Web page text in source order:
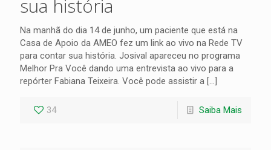
sua história
Na manhã do dia 14 de junho, um paciente que está na
Casa de Apoio da AMEO fez um link ao vivo na Rede TV
para contar sua história. Josival apareceu no programa
Melhor Pra Você dando uma entrevista ao vivo para a
repórter Fabiana Teixeira. Você pode assistir a […]
34 Saiba Mais